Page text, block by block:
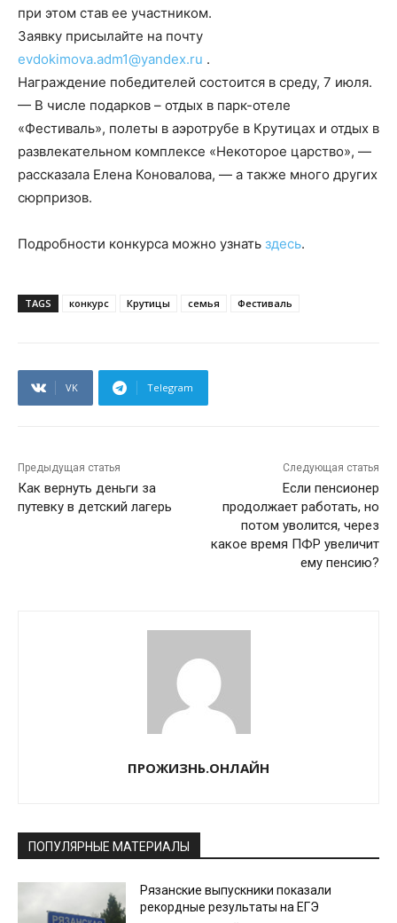
при этом став ее участником.
Заявку присылайте на почту
evdokimova.adm1@yandex.ru .
Награждение победителей состоится в среду, 7 июля.
— В числе подарков – отдых в парк-отеле
«Фестиваль», полеты в аэротрубе в Крутицах и отдых в
развлекательном комплексе «Некоторое царство», —
рассказала Елена Коновалова, — а также много других
сюрпризов.
Подробности конкурса можно узнать здесь.
TAGS конкурс Крутицы семья Фестиваль
VK Telegram
Предыдущая статья
Как вернуть деньги за
путевку в детский лагерь
Следующая статья
Если пенсионер
продолжает работать, но
потом уволится, через
какое время ПФР увеличит
ему пенсию?
ПРОЖИЗНЬ.ОНЛАЙН
ПОПУЛЯРНЫЕ МАТЕРИАЛЫ
Рязанские выпускники показали
рекордные результаты на ЕГЭ